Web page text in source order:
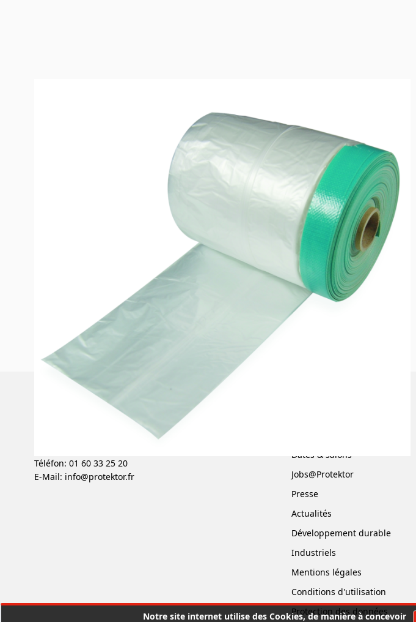
Notre site internet utilise des Cookies, de manière à concevoir
Protections pré-confectionnées en polyéthylène haute densité avec bande
autocollante pour la protection des menuiseries, des avant-toits et autres
ouvrages. L’utilisation de ce produit permet un gain de temps considérable.
PROTEKTOR SAS
ZAE des Portes de la Forêt
43 allée du Clos des Charmes
Téléfon: 01 60 33 25 20
E-Mail: info@protektor.fr
Dates & salons
Jobs@Protektor
Presse
Actualités
Développement durable
Industriels
Mentions légales
Conditions d'utilisation
Protection des données